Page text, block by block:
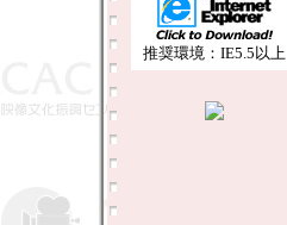
推奨環境：IE5.5以上